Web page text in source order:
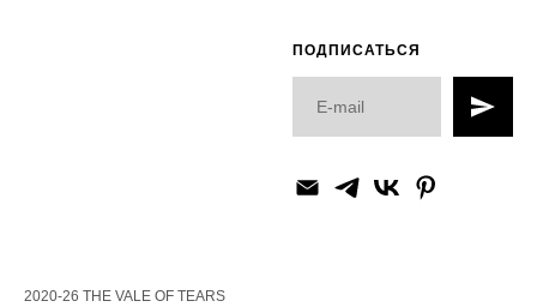
ПОДПИСАТЬСЯ
2020-26 THE VALE OF TEARS